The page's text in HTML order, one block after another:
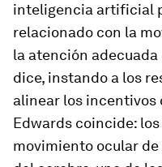
inteligencia artificial
relacionado con la
la atención adecuada
dice, instando a los
alinear los incentivos
Edwards coincide:
movimiento ocular